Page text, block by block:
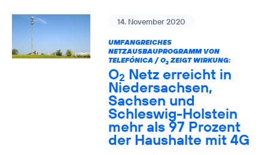
14. November 2020
UMFANGREICHES
NETZAUSBAUPROGRAMM VON
TELEFÓNICA / O2ZEIGT WIRKUNG:
O2 Netz erreicht in
Niedersachsen,
Sachsen und
Schleswig-Holstein
mehr als 97 Prozent
der Haushalte mit 4G